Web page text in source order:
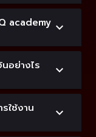
academy
อย่างไร
ใช้งาน